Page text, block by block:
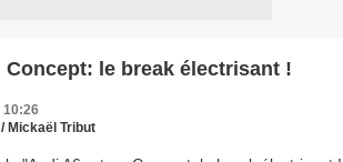
Concept: le break électrisant !
10:26
Mickaël Tribut